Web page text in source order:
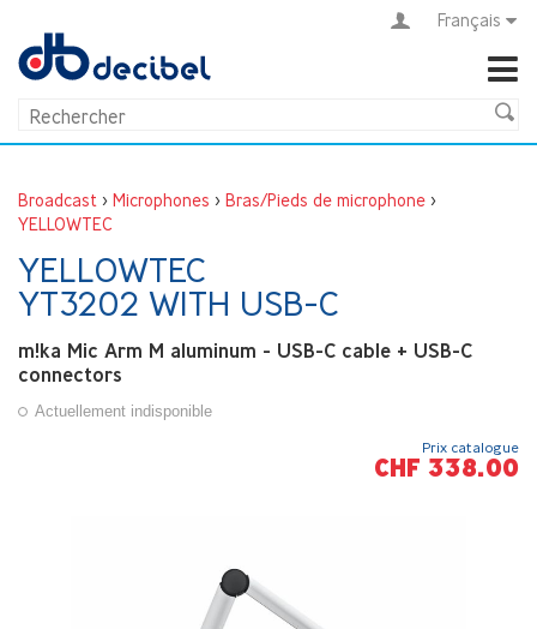
Français
Broadcast > Microphones > Bras/Pieds de microphone >
YELLOWTEC
YELLOWTEC
YT3202 WITH USB-C
m!ka Mic Arm M aluminum - USB-C cable + USB-C
connectors
Actuellement indisponible
Prix catalogue
CHF 338.00